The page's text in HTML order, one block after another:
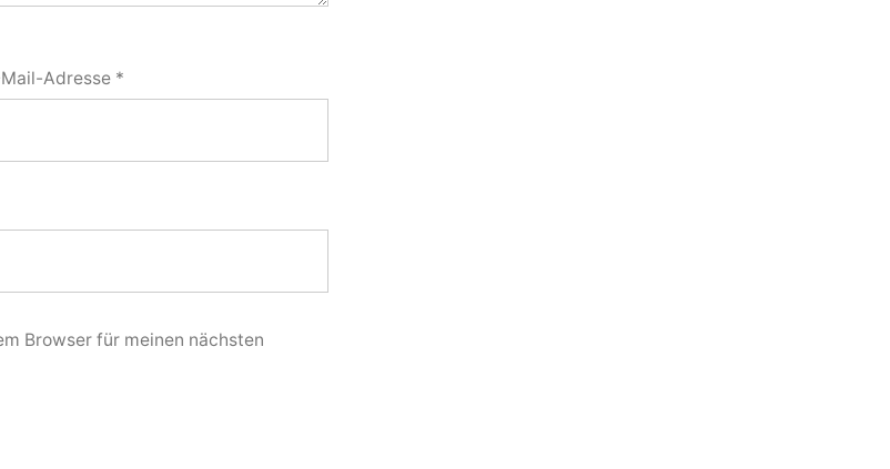
Adresse *
Browser für meinen nächsten